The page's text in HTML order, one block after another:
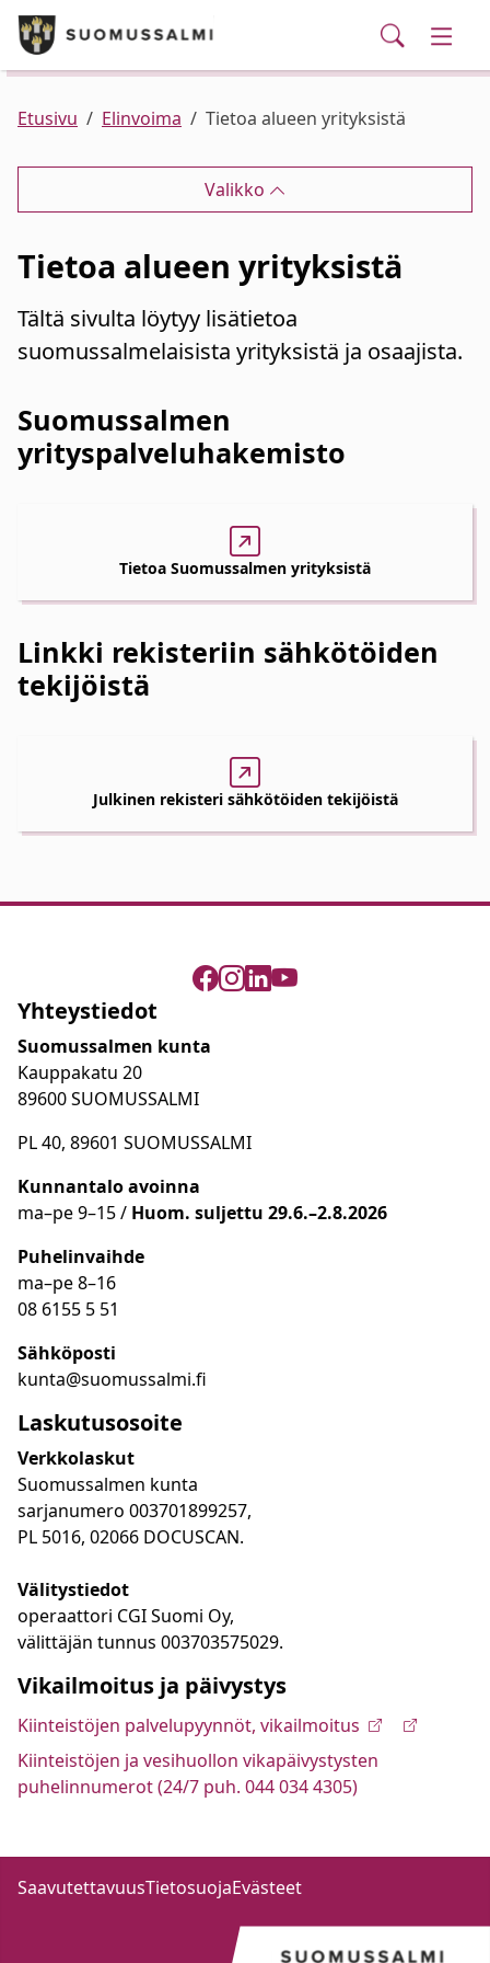
Siirry pääsisältöön
Puhelinluettelo/yhteystiedot
Palvelut
Ajankohtaista
Verkkokauppa
Haku
Kunta ja hallinto
Asuminen ja ympäristö
Varhaiskasvatus ja koulutus
Elinvoima
Kulttuuri, vapaa-aika ja nuoret
Etusivu Elinvoima Tietoa alueen yrityksistä
Valikko
Tietoa alueen yrityksistä
Tältä sivulta löytyy lisätietoa
suomussalmelaisista yrityksistä ja osaajista.
Suomussalmen
yrityspalveluhakemisto
Tietoa Suomussalmen yrityksistä
Linkki rekisteriin sähkötöiden
tekijöistä
Julkinen rekisteri sähkötöiden tekijöistä
Yhteystiedot
Suomussalmen kunta
Kauppakatu 20
89600 SUOMUSSALMI
PL 40, 89601 SUOMUSSALMI
Kunnantalo avoinna
ma–pe 9–15 / Huom. suljettu 29.6.–2.8.2026
Puhelinvaihde
ma–pe 8–16
08 6155 5 51
Sähköposti
kunta@suomussalmi.fi
Laskutusosoite
Verkkolaskut
Suomussalmen kunta
sarjanumero 003701899257,
PL 5016, 02066 DOCUSCAN.
Välitystiedot
operaattori CGI Suomi Oy,
välittäjän tunnus 003703575029.
Vikailmoitus ja päivystys
Kiinteistöjen palvelupyynnöt, vikailmoitus
Kiinteistöjen ja vesihuollon vikapäivystysten
puhelinnumerot (24/7 puh. 044 034 4305)
SaavutettavuusTietosuojaEvästeet